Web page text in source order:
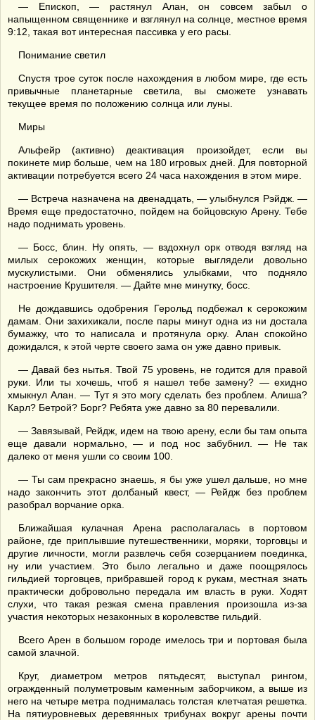
— Епископ, — растянул Алан, он совсем забыл о
напыщенном священнике и взглянул на солнце, местное время
9:12, такая вот интересная пассивка у его расы.
Понимание светил
Спустя трое суток после нахождения в любом мире, где есть
привычные планетарные светила, вы сможете узнавать
текущее время по положению солнца или луны.
Миры
Альфейр (активно) деактивация произойдет, если вы
покинете мир больше, чем на 180 игровых дней. Для повторной
активации потребуется всего 24 часа нахождения в этом мире.
— Встреча назначена на двенадцать, — улыбнулся Рэйдж. —
Время еще предостаточно, пойдем на бойцовскую Арену. Тебе
надо поднимать уровень.
— Босс, блин. Ну опять, — вздохнул орк отводя взгляд на
милых серокожих женщин, которые выглядели довольно
мускулистыми. Они обменялись улыбками, что подняло
настроение Крушителя. — Дайте мне минутку, босс.
Не дождавшись одобрения Герольд подбежал к серокожим
дамам. Они захихикали, после пары минут одна из ни достала
бумажку, что то написала и протянула орку. Алан спокойно
дожидался, к этой черте своего зама он уже давно привык.
— Давай без нытья. Твой 75 уровень, не годится для правой
руки. Или ты хочешь, чтоб я нашел тебе замену? — ехидно
хмыкнул Алан. — Тут я это могу сделать без проблем. Алиша?
Карл? Бетрой? Борг? Ребята уже давно за 80 перевалили.
— Завязывай, Рейдж, идем на твою арену, если бы там опыта
еще давали нормально, — и под нос забубнил. — Не так
далеко от меня ушли со своим 100.
— Ты сам прекрасно знаешь, я бы уже ушел дальше, но мне
надо закончить этот долбаный квест, — Рейдж без проблем
разобрал ворчание орка.
Ближайшая кулачная Арена располагалась в портовом
районе, где приплывшие путешественники, моряки, торговцы и
другие личности, могли развлечь себя созерцанием поединка,
ну или участием. Это было легально и даже поощрялось
гильдией торговцев, прибравшей город к рукам, местная знать
практически добровольно передала им власть в руки. Ходят
слухи, что такая резкая смена правления произошла из-за
участия некоторых незаконных в королевстве гильдий.
Всего Арен в большом городе имелось три и портовая была
самой злачной.
Круг, диаметром метров пятьдесят, выступал рингом,
огражденный полуметровым каменным заборчиком, а выше из
него на четыре метра поднималась толстая клетчатая решетка.
На пятиуровневых деревянных трибунах вокруг арены почти